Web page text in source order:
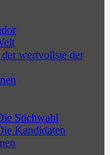
der wertvollste der
Stichwahl
Kandidaten